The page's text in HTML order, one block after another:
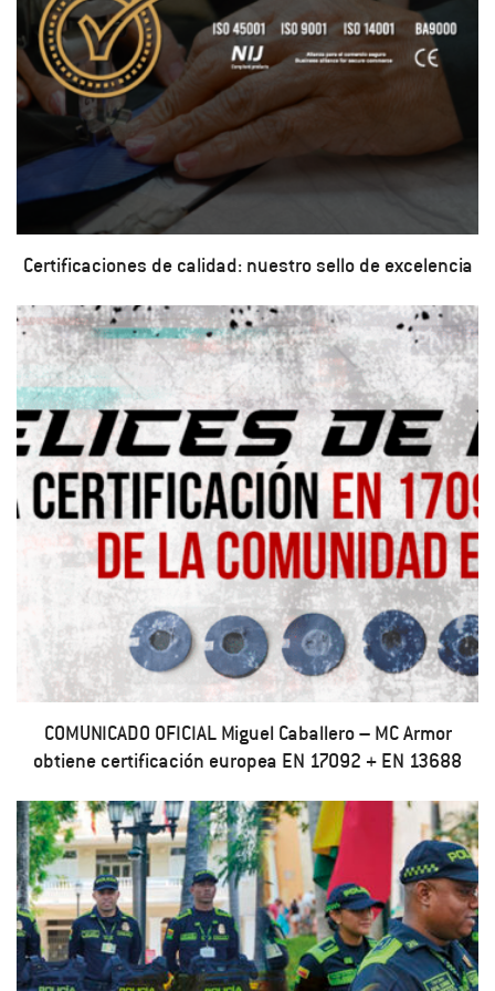
Certificaciones de calidad: nuestro sello de excelencia
COMUNICADO OFICIAL Miguel Caballero – MC Armor
obtiene certificación europea EN 17092 + EN 13688